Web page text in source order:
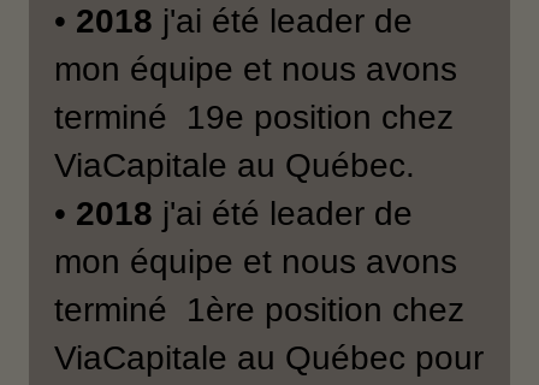
• 2018 j'ai été leader de
mon équipe et nous avons
terminé 19e position chez
ViaCapitale au Québec.
• 2018 j'ai été leader de
mon équipe et nous avons
terminé 1ère position chez
ViaCapitale au Québec pour